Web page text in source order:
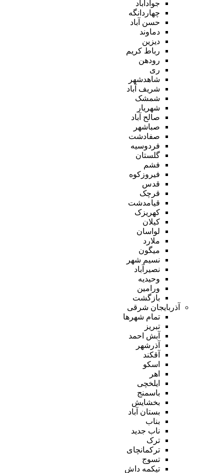
جوادآباد
چهاردانگه
حسن آباد
دماوند
دیزین
رباط کریم
رودهن
ری
شاهدشهر
شریف آباد
شمشک
شهریار
صالح آباد
صباشهر
صفادشت
فردوسیه
گلستان
فشم
فیروزکوه
قدس
قرچک
قیامدشت
کهریزک
کیلان
لواسان
ملارد
میگون
نسیم شهر
نصیرآباد
وحیدیه
ورامین
بازگشت
آذربایجان شرقی
تمام شهر‌ها
تبریز
آبش احمد
آذرشهر
آقکند
اسکو
اهر
ایلخچی
باسمنج
بخشایش
بستان آباد
بناب
ناب جدید
ترک
ترکمانچای
تسوج
تیکمه داش